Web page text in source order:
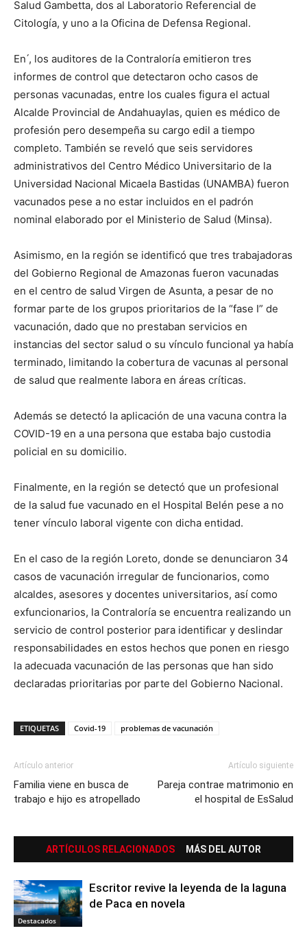
Salud Gambetta, dos al Laboratorio Referencial de
Citología, y uno a la Oficina de Defensa Regional.
En ́, los auditores de la Contraloría emitieron tres
informes de control que detectaron ocho casos de
personas vacunadas, entre los cuales figura el actual
Alcalde Provincial de Andahuaylas, quien es médico de
profesión pero desempeña su cargo edil a tiempo
completo. También se reveló que seis servidores
administrativos del Centro Médico Universitario de la
Universidad Nacional Micaela Bastidas (UNAMBA) fueron
vacunados pese a no estar incluidos en el padrón
nominal elaborado por el Ministerio de Salud (Minsa).
Asimismo, en la región se identificó que tres trabajadoras
del Gobierno Regional de Amazonas fueron vacunadas
en el centro de salud Virgen de Asunta, a pesar de no
formar parte de los grupos prioritarios de la “fase I” de
vacunación, dado que no prestaban servicios en
instancias del sector salud o su vínculo funcional ya había
terminado, limitando la cobertura de vacunas al personal
de salud que realmente labora en áreas críticas.
Además se detectó la aplicación de una vacuna contra la
COVID-19 en a una persona que estaba bajo custodia
policial en su domicilio.
Finalmente, en la región se detectó que un profesional
de la salud fue vacunado en el Hospital Belén pese a no
tener vínculo laboral vigente con dicha entidad.
En el caso de la región Loreto, donde se denunciaron 34
casos de vacunación irregular de funcionarios, como
alcaldes, asesores y docentes universitarios, así como
exfuncionarios, la Contraloría se encuentra realizando un
servicio de control posterior para identificar y deslindar
responsabilidades en estos hechos que ponen en riesgo
la adecuada vacunación de las personas que han sido
declaradas prioritarias por parte del Gobierno Nacional.
ETIQUETAS Covid-19 problemas de vacunación
Artículo anterior
Familia viene en busca de
trabajo e hijo es atropellado
Artículo siguiente
Pareja contrae matrimonio en
el hospital de EsSalud
ARTÍCULOS RELACIONADOS MÁS DEL AUTOR
Destacados
Escritor revive la leyenda de la laguna
de Paca en novela